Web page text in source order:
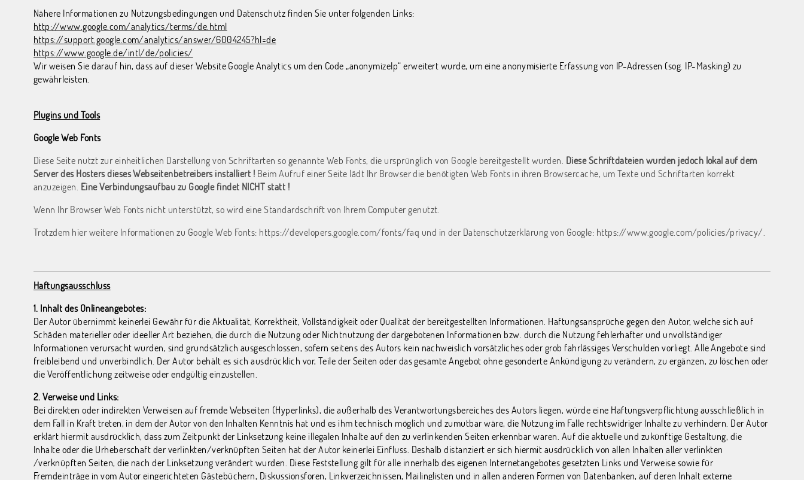
Nähere Informationen zu Nutzungsbedingungen und Datenschutz finden Sie unter folgenden Links:
http://www.google.com/analytics/terms/de.html
https://support.google.com/analytics/answer/6004245?hl=de
https://www.google.de/intl/de/policies/
Wir weisen Sie darauf hin, dass auf dieser Website Google Analytics um den Code „anonymizeIp“ erweitert wurde, um eine anonymisierte Erfassung von IP-Adressen (sog. IP-Masking) zu
gewährleisten.
Plugins und Tools
Google Web Fonts
Diese Seite nutzt zur einheitlichen Darstellung von Schriftarten so genannte Web Fonts, die ursprünglich von Google bereitgestellt wurden. Diese Schriftdateien wurden jedoch lokal auf dem
Server des Hosters dieses Webseitenbetreibers installiert ! Beim Aufruf einer Seite lädt Ihr Browser die benötigten Web Fonts in ihren Browsercache, um Texte und Schriftarten korrekt
anzuzeigen. Eine Verbindungsaufbau zu Google findet NICHT statt !
Wenn Ihr Browser Web Fonts nicht unterstützt, so wird eine Standardschrift von Ihrem Computer genutzt.
Trotzdem hier weitere Informationen zu Google Web Fonts: https://developers.google.com/fonts/faq und in der Datenschutzerklärung von Google: https://www.google.com/policies/privacy/.
Haftungsausschluss
1. Inhalt des Onlineangebotes:
Der Autor übernimmt keinerlei Gewähr für die Aktualität, Korrektheit, Vollständigkeit oder Qualität der bereitgestellten Informationen. Haftungsansprüche gegen den Autor, welche sich auf
Schäden materieller oder ideeller Art beziehen, die durch die Nutzung oder Nichtnutzung der dargebotenen Informationen bzw. durch die Nutzung fehlerhafter und unvollständiger
Informationen verursacht wurden, sind grundsätzlich ausgeschlossen, sofern seitens des Autors kein nachweislich vorsätzliches oder grob fahrlässiges Verschulden vorliegt. Alle Angebote sind
freibleibend und unverbindlich. Der Autor behält es sich ausdrücklich vor, Teile der Seiten oder das gesamte Angebot ohne gesonderte Ankündigung zu verändern, zu ergänzen, zu löschen oder
die Veröffentlichung zeitweise oder endgültig einzustellen.
2. Verweise und Links:
Bei direkten oder indirekten Verweisen auf fremde Webseiten (Hyperlinks), die außerhalb des Verantwortungsbereiches des Autors liegen, würde eine Haftungsverpflichtung ausschließlich in
dem Fall in Kraft treten, in dem der Autor von den Inhalten Kenntnis hat und es ihm technisch möglich und zumutbar wäre, die Nutzung im Falle rechtswidriger Inhalte zu verhindern. Der Autor
erklärt hiermit ausdrücklich, dass zum Zeitpunkt der Linksetzung keine illegalen Inhalte auf den zu verlinkenden Seiten erkennbar waren. Auf die aktuelle und zukünftige Gestaltung, die
Inhalte oder die Urheberschaft der verlinkten/verknüpften Seiten hat der Autor keinerlei Einfluss. Deshalb distanziert er sich hiermit ausdrücklich von allen Inhalten aller verlinkten
/verknüpften Seiten, die nach der Linksetzung verändert wurden. Diese Feststellung gilt für alle innerhalb des eigenen Internetangebotes gesetzten Links und Verweise sowie für
Fremdeinträge in vom Autor eingerichteten Gästebüchern, Diskussionsforen, Linkverzeichnissen, Mailinglisten und in allen anderen Formen von Datenbanken, auf deren Inhalt externe